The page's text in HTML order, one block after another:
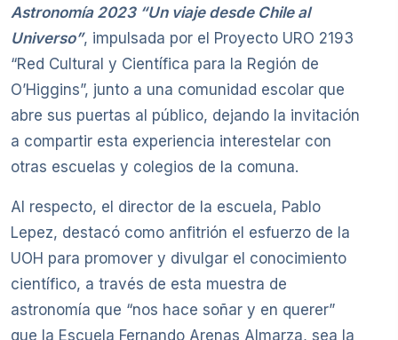
Astronomía 2023 “Un viaje desde Chile al
Universo”, impulsada por el Proyecto URO 2193
“Red Cultural y Científica para la Región de
O’Higgins”, junto a una comunidad escolar que
abre sus puertas al público, dejando la invitación
a compartir esta experiencia interestelar con
otras escuelas y colegios de la comuna.
Al respecto, el director de la escuela, Pablo
Lepez, destacó como anfitrión el esfuerzo de la
UOH para promover y divulgar el conocimiento
científico, a través de esta muestra de
astronomía que “nos hace soñar y en querer”
que la Escuela Fernando Arenas Almarza, sea la